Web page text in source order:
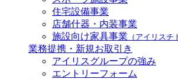
住宅設備事業
店舗什器・内装事業
施設向け家具事業 （アイリスチ
業務提携・新規お取引き
アイリスグループの強み
エントリーフォーム